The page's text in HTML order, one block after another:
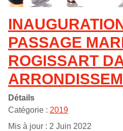
PASSAGE
ROGISSART
Détails
Catégorie : 2019
Mis à jour : 2 Juin 2022